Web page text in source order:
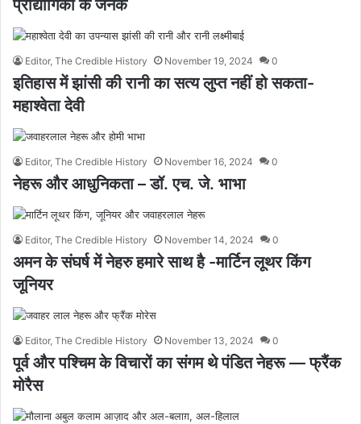
प्रौद्योगिकी के जनक
Editor, The Credible History November 19, 2024 0
इतिहास में झांसी की रानी का सत्य लुप्त नहीं हो सकता-
महाश्वेता देवी
Editor, The Credible History November 16, 2024 0
नेहरू और आधुनिकता – डॉ. एच. जे. भाभा
Editor, The Credible History November 14, 2024 0
अमन के संघर्ष में नेहरु हमारे साथ है -मार्टिन लूथर किंग
जूनियर
Editor, The Credible History November 13, 2024 0
पूर्व और पश्चिम के विचारों का संगम थे पंडित नेहरू — फ्रैंक
मोरैस